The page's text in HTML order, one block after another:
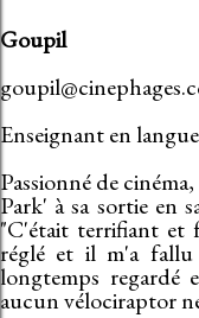
Goupil
Enseignant en
Passionné de
Park' à sa sortie en
"C'était terrifiant et
réglé et il m'a
longtemps regardé
aucun vélociraptor